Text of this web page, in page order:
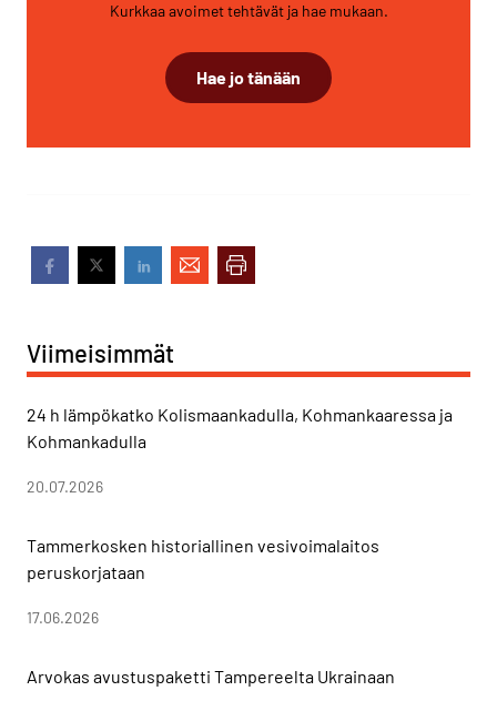
Kurkkaa avoimet tehtävät ja hae mukaan.
Hae jo tänään
Viimeisimmät
24 h lämpökatko Kolismaankadulla, Kohmankaaressa ja
Kohmankadulla
20.07.2026
Tammerkosken historiallinen vesivoimalaitos
peruskorjataan
17.06.2026
Arvokas avustuspaketti Tampereelta Ukrainaan